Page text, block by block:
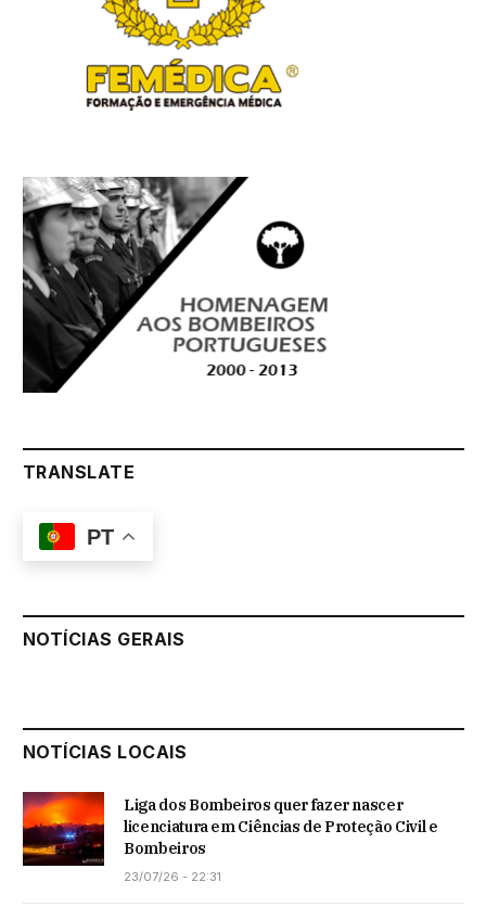
TRANSLATE
PT
NOTÍCIAS GERAIS
NOTÍCIAS LOCAIS
Liga dos Bombeiros quer fazer nascer
licenciatura em Ciências de Proteção Civil e
Bombeiros
23/07/26 - 22:31